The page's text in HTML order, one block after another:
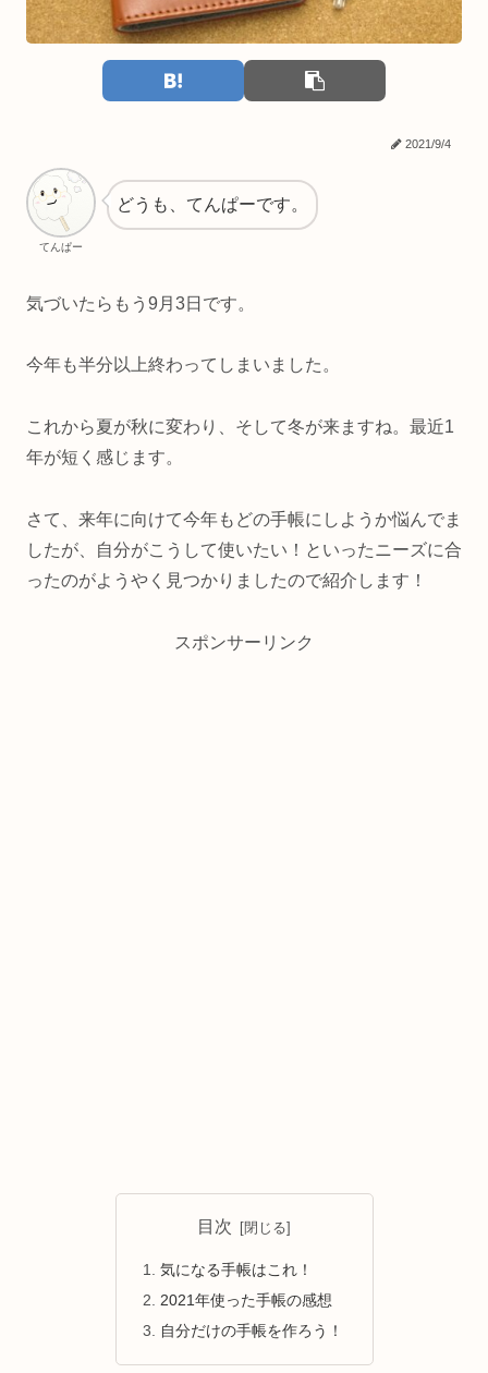
2021/9/4
てんぱー
どうも、てんぱーです。
気づいたらもう9月3日です。
今年も半分以上終わってしまいました。
これから夏が秋に変わり、そして冬が来ますね。最近1
年が短く感じます。
さて、来年に向けて今年もどの手帳にしようか悩んでま
したが、自分がこうして使いたい！といったニーズに合
ったのがようやく見つかりましたので紹介します！
スポンサーリンク
目次
気になる手帳はこれ！
2021年使った手帳の感想
自分だけの手帳を作ろう！